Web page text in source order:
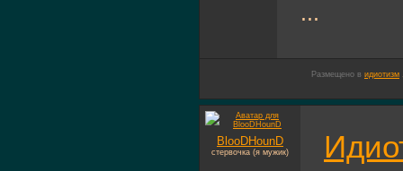
...
Размещено в идиотизм
BlooDHounD
стервочка (я мужик)